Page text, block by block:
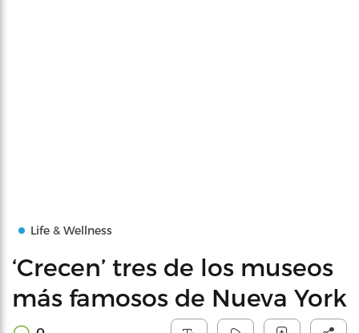
Life & Wellness
‘Crecen’ tres de los museos
más famosos de Nueva York